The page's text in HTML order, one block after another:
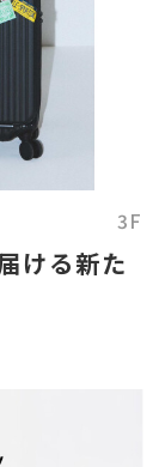
3F
ける新た